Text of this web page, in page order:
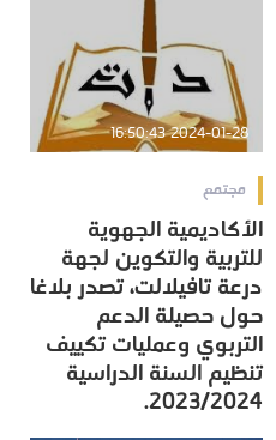
2024-01-28 16:50:43
مجتمع
الأكاديمية الجهوية
للتربية والتكوين لجهة
درعة تافيلالت، تصدر بلاغا
حول حصيلة الدعم
التربوي وعمليات تكييف
تنظيم السنة الدراسية
2023/2024.